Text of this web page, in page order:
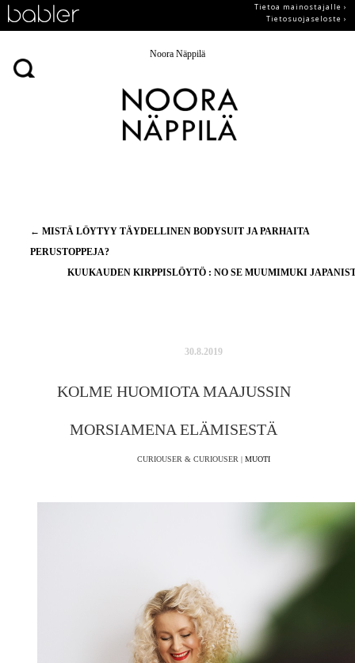
Tietoa mainostajalle ›
Tietosuojaseloste ›
Noora Näppilä
Artikkelien
selaus
← MISTÄ LÖYTYY TÄYDELLINEN BODYSUIT JA PARHAITA
PERUSTOPPEJA?
KUUKAUDEN KIRPPISLÖYTÖ : NO SE MUUMIMUKI
30.8.2019
KOLME HUOMIOTA MAAJUSSIN
MORSIAMENA ELÄMISESTÄ
CURIOUSER & CURIOUSER | MUOTI